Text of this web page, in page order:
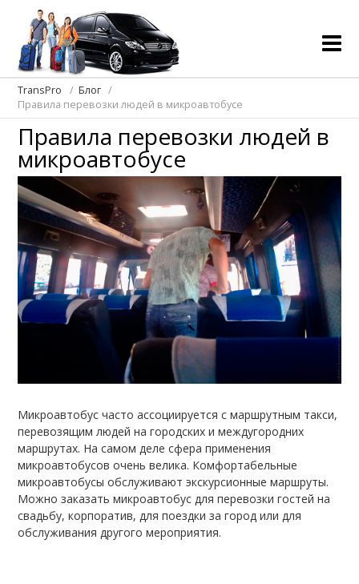
TransPro
Блог
Правила перевозки людей в микроавтобусе
Правила перевозки людей в
микроавтобусе
Микроавтобус часто ассоциируется с маршрутным такси,
перевозящим людей на городских и междугородних
маршрутах. На самом деле сфера применения
микроавтобусов очень велика. Комфортабельные
микроавтобусы обслуживают экскурсионные маршруты.
Можно заказать микроавтобус для перевозки гостей на
свадьбу, корпоратив, для поездки за город или для
обслуживания другого мероприятия.